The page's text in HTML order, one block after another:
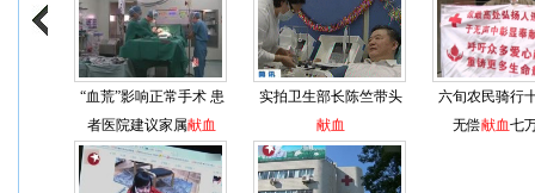
“血荒”影响正常手术 患
者医院建议家属献血
实拍卫生部长陈竺带头
献血
六旬农民骑行
无偿献血七